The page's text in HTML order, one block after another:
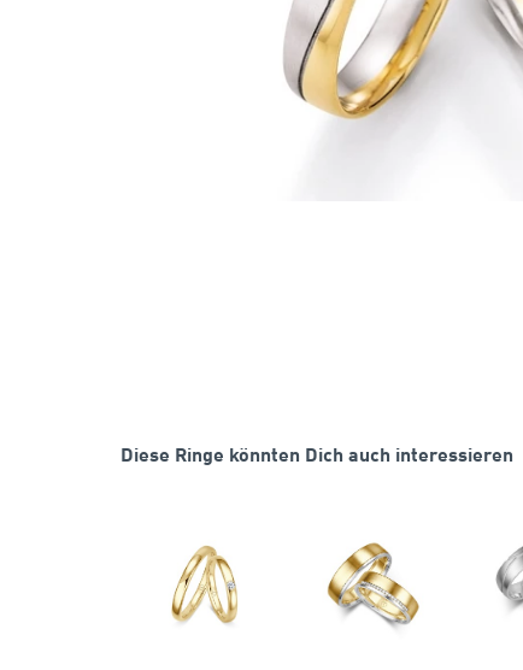
Diese Ringe könnten Dich auch interessieren